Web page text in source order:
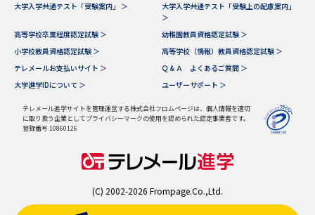
大学入学共通テスト「受験案内」 ＞
大学入学共通テスト「受験上の配慮案内」
＞
高等学校卒業程度認定試験 ＞
幼稚園教員資格認定試験 ＞
小学校教員資格認定試験 ＞
高等学校（情報）教員資格認定試験 ＞
テレメールお支払いサイト ＞
Ｑ＆Ａ よくあるご質問 ＞
大学進学IDについて ＞
ユーザーサポート ＞
テレメール進学サイトを管理運営する株式会社フロムページは、個人情報を適切
に取り扱う企業としてプライバシーマークの使用を認められた認定事業者です。
登録番号 10860126
(C) 2002-2026 Frompage.Co.,Ltd.